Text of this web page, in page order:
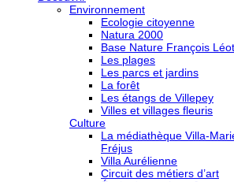
Environnement
Ecologie citoyenne
Natura 2000
Base Nature François
Les plages
Les parcs et jardins
La forêt
Les étangs de Villepey
Villes et villages fleuris
Culture
La médiathèque Villa-
Fréjus
Villa Aurélienne
Circuit des métiers d’art